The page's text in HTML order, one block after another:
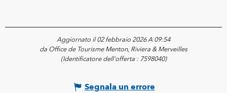
Aggiornato il 02 febbraio 2026 A 09:54
da Office de Tourisme Menton, Riviera & Merveilles
(Identificatore dell'offerta : 7598040)
Segnala un errore